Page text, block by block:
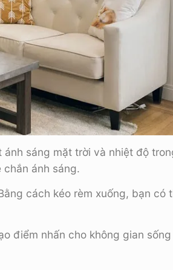
sáng mặt trời và nhiệt độ
ánh sáng.
cách kéo rèm xuống, bạn có
điểm nhấn cho không gian